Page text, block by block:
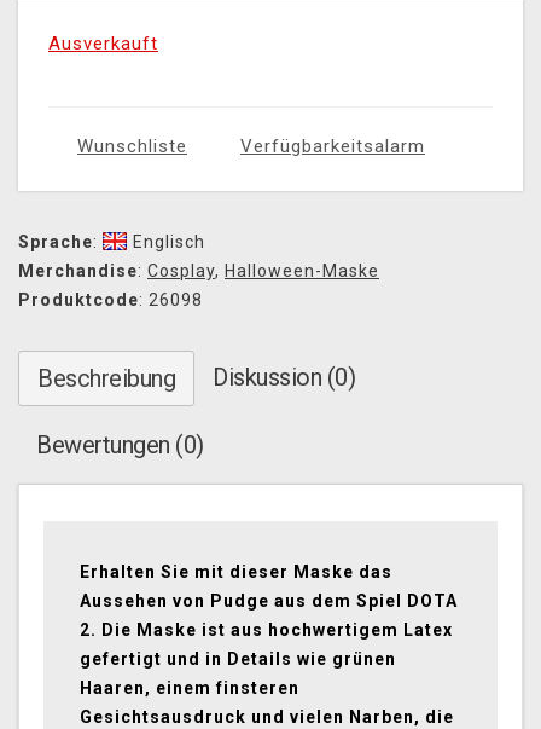
Ausverkauft
Wunschliste Verfügbarkeitsalarm
Sprache:
Englisch
Merchandise: Cosplay, Halloween-Maske
Produktcode: 26098
Beschreibung Diskussion (0)
Bewertungen (0)
Erhalten Sie mit dieser Maske das
Aussehen von Pudge aus dem Spiel DOTA
2. Die Maske ist aus hochwertigem Latex
gefertigt und in Details wie grünen
Haaren, einem finsteren
Gesichtsausdruck und vielen Narben, die